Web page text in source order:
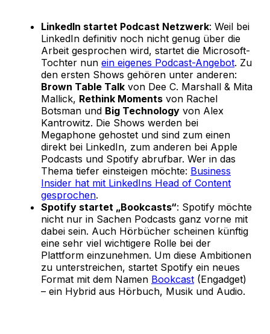
LinkedIn startet Podcast Netzwerk: Weil bei
LinkedIn definitiv noch nicht genug über die
Arbeit gesprochen wird, startet die Microsoft-
Tochter nun ein eigenes Podcast-Angebot. Zu
den ersten Shows gehören unter anderen:
Brown Table Talk von Dee C. Marshall & Mita
Mallick, Rethink Moments von Rachel
Botsman und Big Technology von Alex
Kantrowitz. Die Shows werden bei
Megaphone gehostet und sind zum einen
direkt bei LinkedIn, zum anderen bei Apple
Podcasts und Spotify abrufbar. Wer in das
Thema tiefer einsteigen möchte: Business
Insider hat mit LinkedIns Head of Content
gesprochen.
Spotify startet „Bookcasts“: Spotify möchte
nicht nur in Sachen Podcasts ganz vorne mit
dabei sein. Auch Hörbücher scheinen künftig
eine sehr viel wichtigere Rolle bei der
Plattform einzunehmen. Um diese Ambitionen
zu unterstreichen, startet Spotify ein neues
Format mit dem Namen Bookcast (Engadget)
– ein Hybrid aus Hörbuch, Musik und Audio.